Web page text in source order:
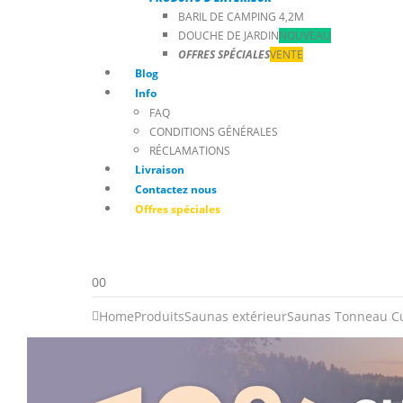
BARIL DE CAMPING 4,2M
DOUCHE DE JARDINNOUVEAU
OFFRES SPÉCIALESVENTE
Blog
Info
FAQ
CONDITIONS GÉNÉRALES
RÉCLAMATIONS
Livraison
Contactez nous
Offres spéciales
00
HomeProduitsSaunas extérieurSaunas Tonneau